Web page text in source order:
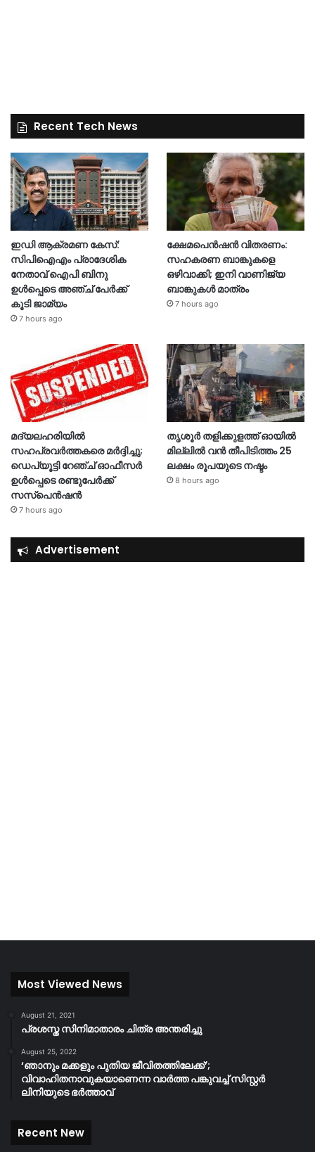
Recent Tech News
ഇഡി ആക്രമണ കേസ്:
സിപിഐഎം പ്രാദേശിക
നേതാവ് ഐപി ബിനു
ഉൾപ്പെടെ അഞ്ച് പേർക്ക്
കൂടി ജാമ്യം
7 hours ago
ക്ഷേമപെൻഷൻ വിതരണം:
സഹകരണ ബാങ്കുകളെ
ഒഴിവാക്കി; ഇനി വാണിജ്യ
ബാങ്കുകൾ മാത്രം
7 hours ago
മദ്യലഹരിയിൽ
സഹപ്രവർത്തകരെ മർദ്ദിച്ചു;
ഡെപ്യൂട്ടി റേഞ്ച് ഓഫീസർ
ഉൾപ്പെടെ രണ്ടുപേർക്ക്
സസ്‌പെൻഷൻ
7 hours ago
തൃശൂര്‍ തളിക്കുളത്ത് ഓയില്‍
മില്ലില്‍ വൻ തീപിടിത്തം 25
ലക്ഷം രൂപയുടെ നഷ്ടം
8 hours ago
Advertisement
Most Viewed News
August 21, 2021
പ്രശസ്ത സിനിമാതാരം ചിത്ര അന്തരിച്ചു
August 25, 2022
‘ഞാനും മക്കളും പുതിയ ജീവിതത്തിലേക്ക്’;
വിവാഹിതനാവുകയാണെന്ന വാർത്ത പങ്കുവച്ച് സിസ്റ്റർ
ലിനിയുടെ ഭർത്താവ്
Recent New